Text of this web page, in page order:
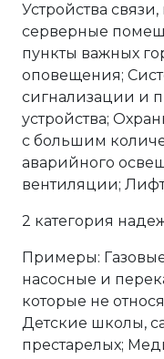
Устройства
серверные
пункты важных
оповещения;
сигнализации и
устройства;
с большим
аварийного
вентиляции;
2 категория
Примеры: Газовые
насосные и
которые не
Детские школы,
престарелых;